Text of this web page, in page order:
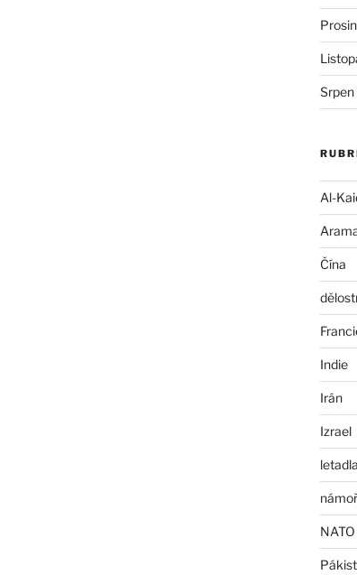
Al-
Čína
Indie
Irán
Izrael
letadla
NATO